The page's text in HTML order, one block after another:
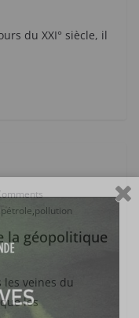
du XXI° siècle, il
pétrole,pollution
la géopolitique
les veines du
les